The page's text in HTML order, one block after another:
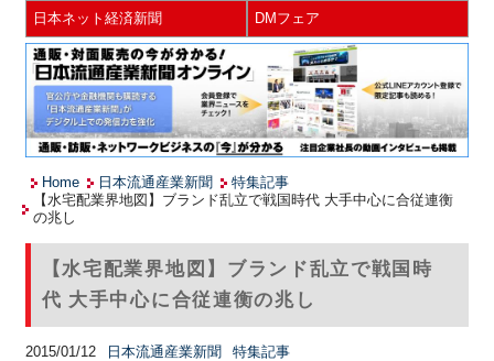
日本ネット経済新聞 DMフェア
Home 日本流通産業新聞
特集記事
【水宅配業界地図】ブランド乱立で戦国時代 大手中心に合従連衡
の兆し
【水宅配業界地図】ブランド乱立で戦国時
代 大手中心に合従連衡の兆し
2015/01/12 日本流通産業新聞 特集記事